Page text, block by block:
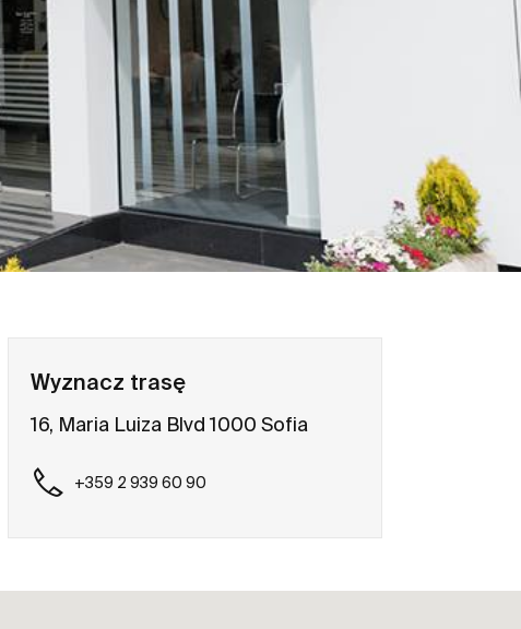
Wyznacz trasę
16, Maria Luiza Blvd 1000 Sofia
+359 2 939 60 90